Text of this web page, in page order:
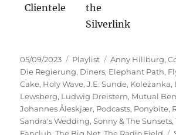
Clientele
the
Silverlink
Veröffentlicht
am
05/09/2023 Kategorien
Playlist Schlagwörter
Anny Hillburg,
Die Regierung, Diners, Elephant Path,
Cake, Holy Wave,J.E. Sunde, Koleżanka,
Lewsberg, Ludwig Dreistern, Mutual
Johannes Åleskjær, Podcasts, Ponybite,
Sandra's Wedding,Sonny & The Sunsets,